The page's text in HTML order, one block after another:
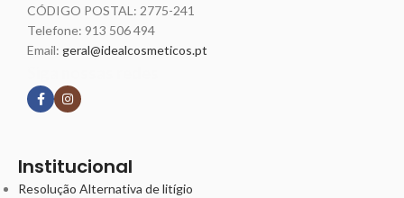
CÓDIGO POSTAL: 2775-241
Telefone: 913 506 494
Email: geral@idealcosmeticos.pt
Institucional
Resolução Alternativa de litígio